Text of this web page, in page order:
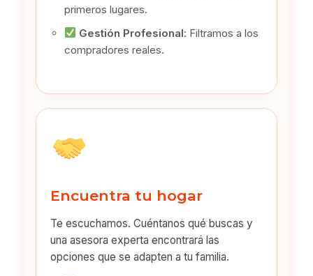
primeros lugares.
Gestión Profesional: Filtramos a los
compradores reales.
Encuentra tu hogar
Te escuchamos. Cuéntanos qué buscas y
una asesora experta encontrará las
opciones que se adapten a tu familia.